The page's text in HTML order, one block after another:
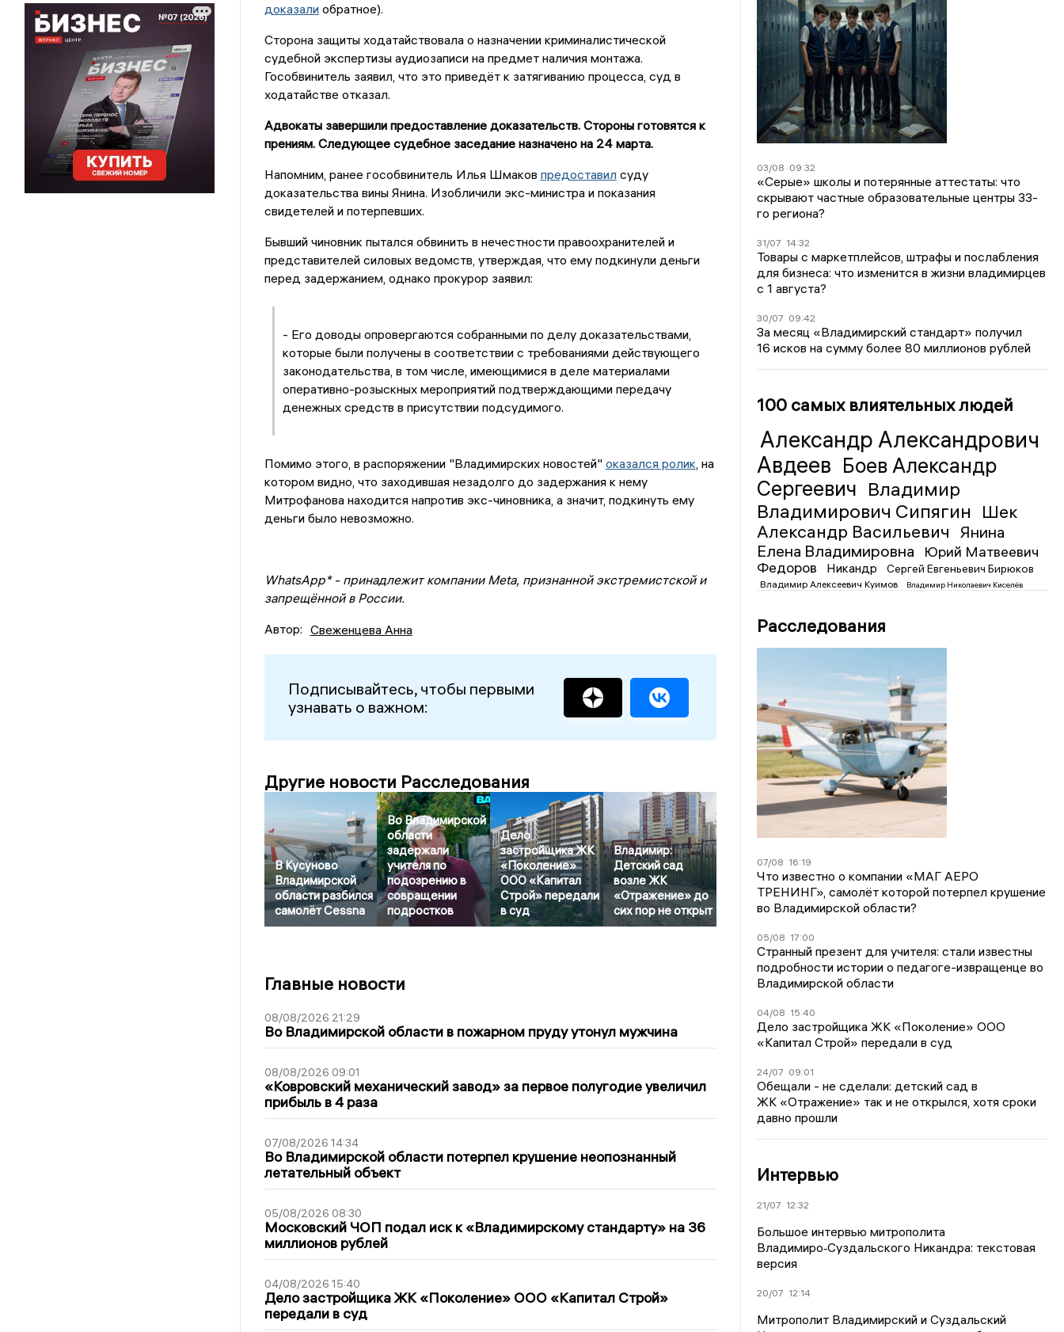
доказалиобратное).
Сторона защиты ходатайствовала о назначении криминалистической
судебной экспертизы аудиозаписи на предмет наличия монтажа.
Гособвинитель заявил, что это приведёт к затягиванию процесса, суд в
ходатайстве отказал.
Адвокаты завершили предоставление доказательств. Стороны готовятся к
прениям. Следующее судебное заседание назначено на 24 марта.
Напомним, ранее гособвинитель Илья Шмаков предоставилсуду
доказательства вины Янина. Изобличили экс-министра и показания
свидетелей и потерпевших.
Бывший чиновник пытался обвинить в нечестности правоохранителей и
представителей силовых ведомств, утверждая, что ему подкинули деньги
перед задержанием, однако прокурор заявил:
- Его доводы опровергаются собранными по делу доказательствами,
которые были получены в соответствии с требованиями действующего
законодательства, в том числе, имеющимися в деле материалами
оперативно-розыскных мероприятий подтверждающими передачу
денежных средств в присутствии подсудимого.
Помимо этого, в распоряжении "Владимирских новостей" оказался ролик, на
котором видно, что заходившая незадолго до задержания к нему
Митрофанова находится напротив экс-чиновника, а значит, подкинуть ему
деньги было невозможно.
WhatsApp* - принадлежит компании Meta, признанной экстремистской и
запрещённой в России.
Автор: Свеженцева Анна
Подписывайтесь, чтобы первыми
узнавать о важном:
Другие новости Расследования
В Кусуново
Владимирской
области разбился
самолёт Cessna
Во Владимирской
области
задержали
учителя по
подозрению в
совращении
подростков
Дело
застройщика ЖК
«Поколение»
ООО «Капитал
Строй» передали
в суд
Владимир:
Детский сад
возле ЖК
«Отражение» до
сих пор не открыт
Главные новости
08/08/2026 21:29
Во Владимирской области в пожарном пруду утонул мужчина
08/08/2026 09:01
«Ковровский механический завод» за первое полугодие увеличил
прибыль в 4 раза
07/08/2026 14:34
Во Владимирской области потерпел крушение неопознанный
летательный объект
05/08/2026 08:30
Московский ЧОП подал иск к «Владимирскому стандарту» на 36
миллионов рублей
04/08/2026 15:40
Дело застройщика ЖК «Поколение» ООО «Капитал Строй»
передали в суд
03/08 09:32
«Серые» школы и потерянные аттестаты: что
скрывают частные образовательные центры 33-
го региона?
31/07 14:32
Товары с маркетплейсов, штрафы и послабления
для бизнеса: что изменится в жизни владимирцев
с 1 августа?
30/07 09:42
За месяц «Владимирский стандарт» получил
16 исков на сумму более 80 миллионов рублей
100 самых влиятельных людей
Александр Александрович
Авдеев Боев Александр
Сергеевич Владимир
Владимирович Сипягин Шек
Александр Васильевич
Янина
Елена Владимировна
Юрий Матвеевич
Федоров
Никандр Сергей Евгеньевич Бирюков
Владимир Алексеевич Куимов Владимир Николаевич Киселёв
Расследования
07/08 16:19
Что известно о компании «МАГ АЕРО
ТРЕНИНГ», самолёт которой потерпел крушение
во Владимирской области?
05/08 17:00
Странный презент для учителя: стали известны
подробности истории о педагоге-извращенце во
Владимирской области
04/08 15:40
Дело застройщика ЖК «Поколение» ООО
«Капитал Строй» передали в суд
24/07 09:01
Обещали - не сделали: детский сад в
ЖК «Отражение» так и не открылся, хотя сроки
давно прошли
Интервью
21/07 12:32
Большое интервью митрополита
Владимиро‑Суздальского Никандра: текстовая
версия
20/07 12:14
Митрополит Владимирский и Суздальский